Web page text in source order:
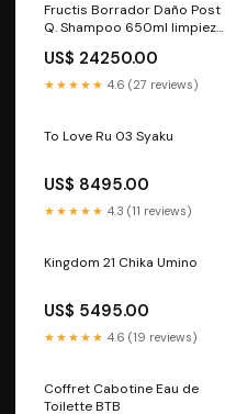
Fructis Borrador Daño Post
Q. Shampoo 650ml limpieza
US$ 24250.00
★★★★★ 4.6 (27 reviews)
To Love Ru 03 Syaku
US$ 8495.00
★★★★★ 4.3 (11 reviews)
Kingdom 21 Chika Umino
US$ 5495.00
★★★★★ 4.6 (19 reviews)
Coffret Cabotine Eau de
Toilette BTB